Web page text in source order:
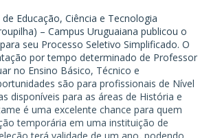
Educação, Ciência e Tecnologia
– Campus Uruguaiana publicou o
seu Processo Seletivo Simplificado. O
por tempo determinado de Professor
no Ensino Básico, Técnico e
são para profissionais de Nível
disponíveis para as áreas de História e
é uma excelente chance para quem
temporária em uma instituição de
terá validade de um ano, podendo